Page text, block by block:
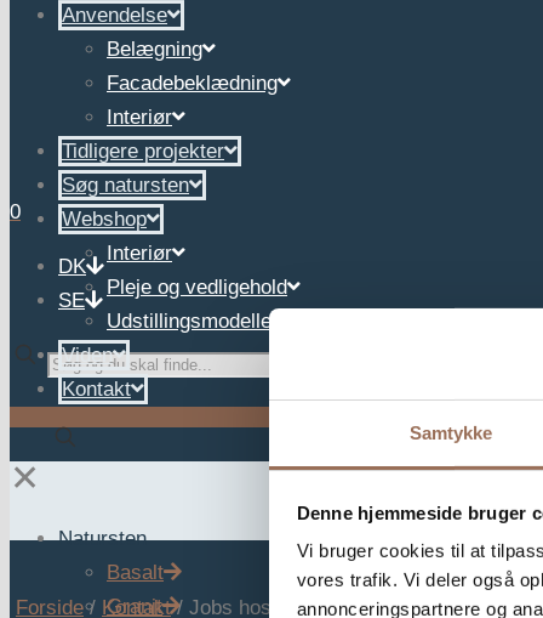
Samtykke
Denne hjemmeside bruger
Vi bruger cookies til at
vores trafik. Vi deler også
annonceringspartnere og
0
DK
SE
Anvendelse
Belægning
Facadebeklædning
Interiør
Tidligere projekter
Søg natursten
Webshop
Interiør
Pleje og vedligehold
Udstillingsmodeller
Viden
Kontakt
✕
Natursten
Basalt
Granit
Forside/ Kontakt/ Jobs hos Zurface